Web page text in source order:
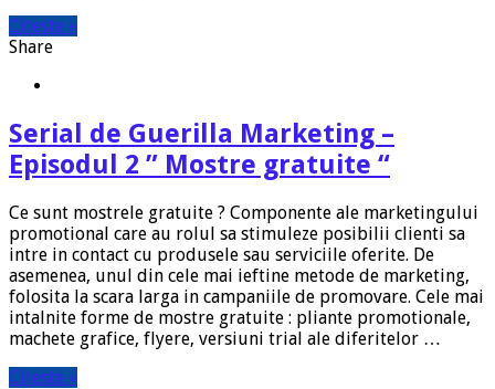
Citeste »
Share
Serial de Guerilla Marketing –
Episodul 2 ” Mostre gratuite “
Ce sunt mostrele gratuite ? Componente ale marketingului
promotional care au rolul sa stimuleze posibilii clienti sa
intre in contact cu produsele sau serviciile oferite. De
asemenea, unul din cele mai ieftine metode de marketing,
folosita la scara larga in campaniile de promovare. Cele mai
intalnite forme de mostre gratuite : pliante promotionale,
machete grafice, flyere, versiuni trial ale diferitelor …
Citeste »